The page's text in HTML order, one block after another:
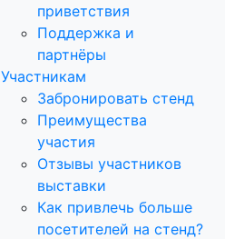
приветствия
Поддержка и
партнёры
Участникам
Забронировать стенд
Преимущества
участия
Отзывы участников
выставки
Как привлечь больше
посетителей на стенд?